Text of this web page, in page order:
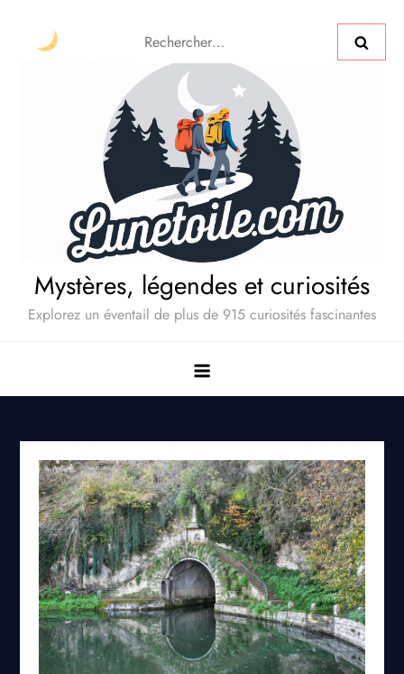
Mystères, légendes et curiosités
Explorez un éventail de plus de 915 curiosités fascinantes